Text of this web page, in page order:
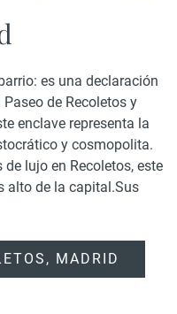
es una declaración
de Recoletos y
enclave representa la
y cosmopolita.
lujo en Recoletos, este
alto de la capital.Sus
MADRID